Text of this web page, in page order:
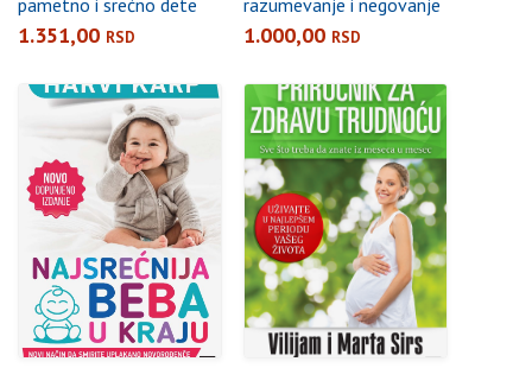
od rođenja do pete
godine
1.351,00 RSD
vaše bebe
1.000,00 RSD